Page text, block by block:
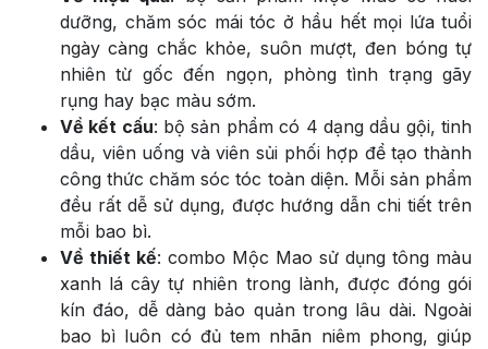
dưỡng, chăm sóc mái tóc ở hầu hết mọi lứa tuổi
ngày càng chắc khỏe, suôn mượt, đen bóng tự
nhiên từ gốc đến ngọn, phòng tình trạng gãy
rụng hay bạc màu sớm.
Về kết cấu: bộ sản phẩm có 4 dạng dầu gội, tinh
dầu, viên uống và viên sủi phối hợp để tạo thành
công thức chăm sóc tóc toàn diện. Mỗi sản phẩm
đều rất dễ sử dụng, được hướng dẫn chi tiết trên
mỗi bao bì.
Về thiết kế: combo Mộc Mao sử dụng tông màu
xanh lá cây tự nhiên trong lành, được đóng gói
kín đáo, dễ dàng bảo quản trong lâu dài. Ngoài
bao bì luôn có đủ tem nhãn niêm phong, giúp